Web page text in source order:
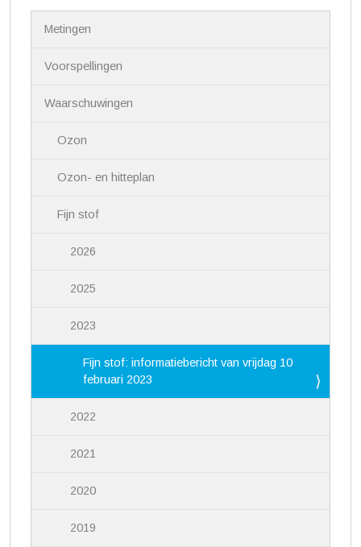
Metingen
Voorspellingen
Waarschuwingen
Ozon
Ozon- en hitteplan
Fijn stof
2026
2025
2023
Fijn stof: informatiebericht van vrijdag 10
februari 2023
2022
2021
2020
2019